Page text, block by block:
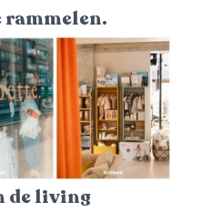
rammelen.
de living